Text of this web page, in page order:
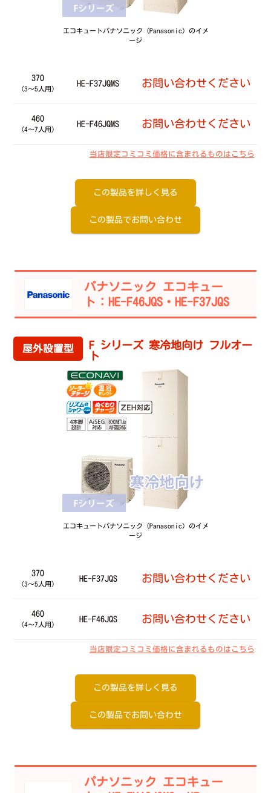
エコキュートパナソニック（Panasonic）のイメ
ージ
370
（3～5人用）
HE-F37JQMS お問い合わせください
460
（4～7人用）
HE-F46JQMS お問い合わせください
当店限定コミコミ価格に含まれるものはこちら
この製品を詳しく見る
この製品でお問い合わせ
パナソニック エコキュー
ト：HE-F46JQS・HE-F37JQS
屋外設置型
F シリーズ 寒冷地向け フルオー
ト
エコキュートパナソニック（Panasonic）のイメ
ージ
370
（3～5人用）
HE-F37JQS お問い合わせください
460
（4～7人用）
HE-F46JQS お問い合わせください
当店限定コミコミ価格に含まれるものはこちら
この製品を詳しく見る
この製品でお問い合わせ
パナソニック エコキュー